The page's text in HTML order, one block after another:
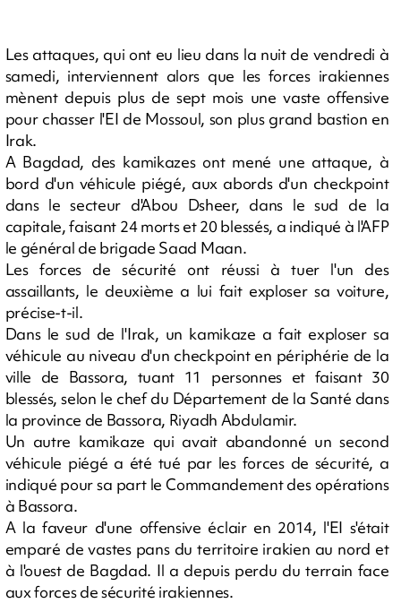
Les attaques, qui ont eu lieu dans la nuit de vendredi à
samedi, interviennent alors que les forces irakiennes
mènent depuis plus de sept mois une vaste offensive
pour chasser l'EI de Mossoul, son plus grand bastion en
Irak.
A Bagdad, des kamikazes ont mené une attaque, à
bord d'un véhicule piégé, aux abords d'un checkpoint
dans le secteur d'Abou Dsheer, dans le sud de la
capitale, faisant 24 morts et 20 blessés, a indiqué à l'AFP
le général de brigade Saad Maan.
Les forces de sécurité ont réussi à tuer l'un des
assaillants, le deuxième a lui fait exploser sa voiture,
précise-t-il.
Dans le sud de l'Irak, un kamikaze a fait exploser sa
véhicule au niveau d'un checkpoint en périphérie de la
ville de Bassora, tuant 11 personnes et faisant 30
blessés, selon le chef du Département de la Santé dans
la province de Bassora, Riyadh Abdulamir.
Un autre kamikaze qui avait abandonné un second
véhicule piégé a été tué par les forces de sécurité, a
indiqué pour sa part le Commandement des opérations
à Bassora.
A la faveur d'une offensive éclair en 2014, l'EI s'était
emparé de vastes pans du territoire irakien au nord et
à l'ouest de Bagdad. Il a depuis perdu du terrain face
aux forces de sécurité irakiennes.